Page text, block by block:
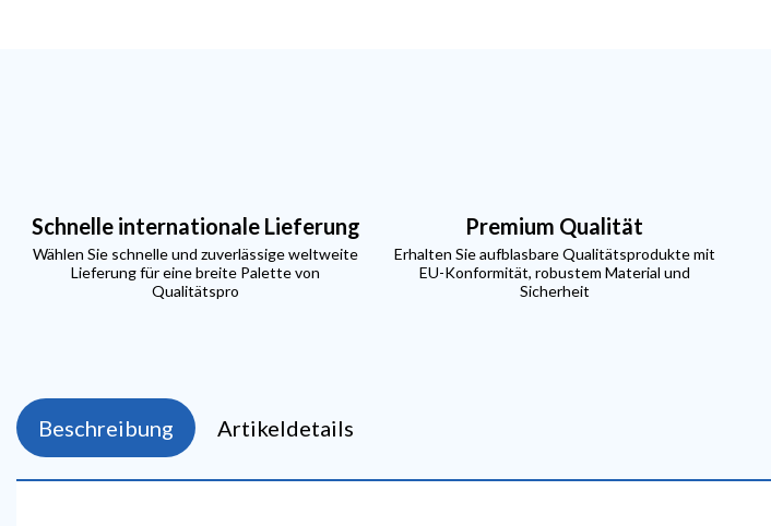
Schnelle internationale Lieferung
Wählen Sie schnelle und zuverlässige weltweite
Lieferung für eine breite Palette von
Qualitätspro
Premium Qualität
Erhalten Sie aufblasbare Qualitätsprodukte mit
EU-Konformität, robustem Material und
Sicherheit
Beschreibung Artikeldetails